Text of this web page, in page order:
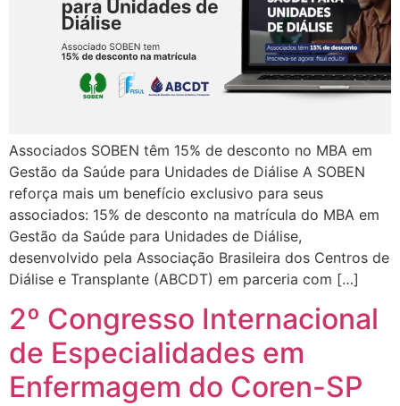
Associados SOBEN têm 15% de desconto no MBA em
Gestão da Saúde para Unidades de Diálise A SOBEN
reforça mais um benefício exclusivo para seus
associados: 15% de desconto na matrícula do MBA em
Gestão da Saúde para Unidades de Diálise,
desenvolvido pela Associação Brasileira dos Centros de
Diálise e Transplante (ABCDT) em parceria com […]
2º Congresso Internacional
de Especialidades em
Enfermagem do Coren-SP